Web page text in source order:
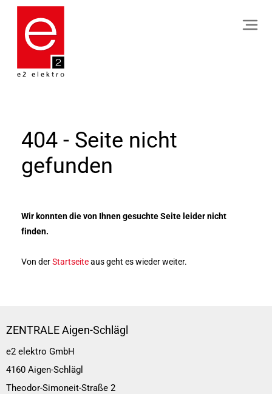
404 - Seite nicht
gefunden
Wir konnten die von Ihnen gesuchte Seite leider nicht
finden.
Von derStartseiteaus geht es wieder weiter.
ZENTRALE Aigen-Schlägl
e2 elektro GmbH
4160 Aigen-Schlägl
Theodor-Simoneit-Straße 2